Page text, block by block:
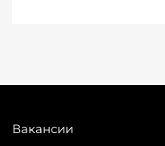
Вакансии